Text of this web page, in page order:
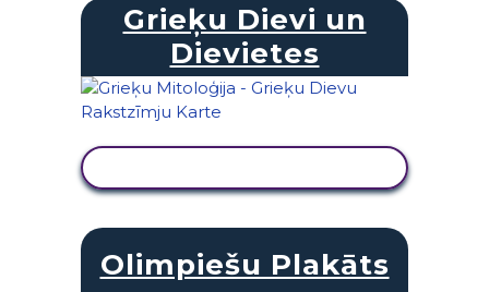
Grieķu Dievi un
Dievietes
Olimpiešu Plakāts